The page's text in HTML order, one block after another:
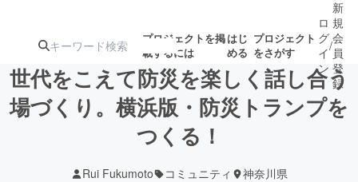
プロジェクトを掲
載するには
はじ
める
プロジェクト
をさがす
注目の新着プロ募集終了が近いプ
ロ
グ
イ
ン
/
新
規
会
員
登
録
世代をこえて防災を楽しく話し合う
場づくり。横浜版・防災トランプを
つくる！
Rui Fukumoto コミュニティ 神奈川県